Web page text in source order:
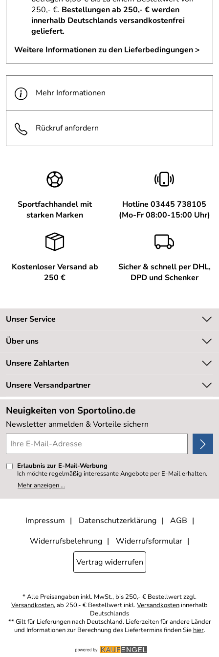
250,- €. Bestellungen ab 250,- € werden
innerhalb Deutschlands versandkostenfrei
geliefert.
Weitere Informationen zu den Lieferbedingungen >
Mehr Informationen
Rückruf anfordern
Sportfachhandel mit
starken Marken
Hotline 03445 738105
(Mo-Fr 08:00-15:00 Uhr)
Kostenloser Versand ab
250 €
Sicher & schnell per DHL,
DPD und Schenker
Unser Service
Kontakt
Newsletter
Retourenabwicklung
Lieferbedingungen
Kundenlogin
Über uns
Unsere Bestseller
Neu
Sale %
Kundenbewertungen (20.177)
4,8/5*****
Unsere Zahlarten
Unsere Versandpartner
Neuigkeiten von Sportolino.de
Newsletter anmelden & Vorteile sichern
Erlaubnis zur E-Mail-Werbung
Ich möchte regelmäßig interessante Angebote per E-Mail erhalten.
Meine E-Mail-Adresse wird nicht an andere Unternehmen
weitergegeben. Zu statistischen Zwecken wird in anonymer Form
kann ich jederzeit mit Wirkung für die Zukunft widerrufen, indem ich
den Link "Abmelden" am Ende des Newsletters anklicke oder die
Datenschutzerklärung habe ich zur Kenntnis genommen.
Mehr anzeigen ...
Impressum Datenschutzerklärung
AGB
Widerrufsbelehrung
Widerrufsformular
Vertrag widerrufen
* Alle Preisangaben inkl. MwSt., bis 250,- € Bestellwert zzgl.
Versandkosten, ab 250,- € Bestellwert inkl.Versandkosten innerhalb
Deutschlands
** Gilt für Lieferungen nach Deutschland. Lieferzeiten für andere Länder
und Informationen zur Berechnung des Liefertermins finden Sie hier.